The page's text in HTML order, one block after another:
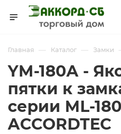
Главная — Каталог — Замки
YM-180A -
пятки к
серии ML-
ACCORDTEC